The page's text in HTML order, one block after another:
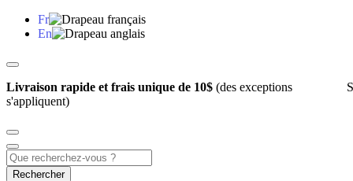
Fr
En
Livraison rapide et frais unique de 10$ (des exceptions
s'appliquent)
Rechercher